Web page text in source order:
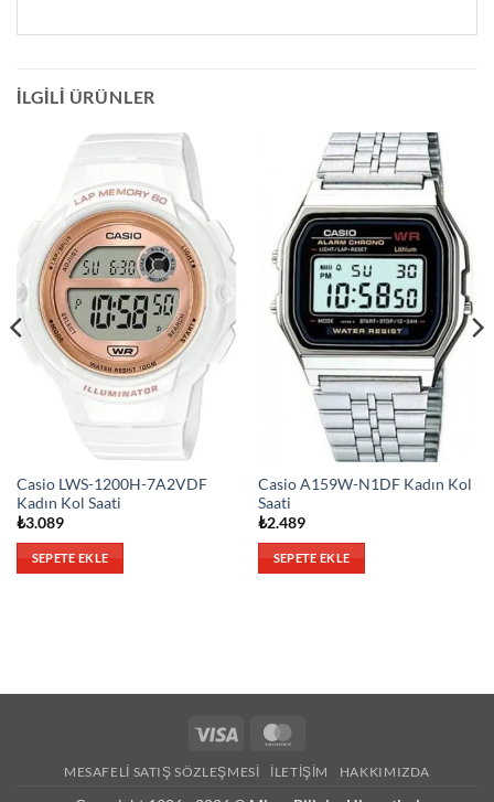
İLGILI ÜRÜNLER
Casio LWS-1200H-7A2VDF
Kadın Kol Saati
₺3.089
SEPETE EKLE
Casio A159W-N1DF Kadın Kol
Saati
₺2.489
SEPETE EKLE
Visa
MESAFELI SATIŞ SÖZLEŞMESI İLETIŞIM HAKKIMIZDA